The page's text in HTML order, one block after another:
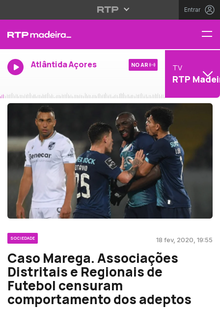
Entrar
Atlântida Açores NO AR TV
RTP
SOCIEDADE 18 fev, 2020, 19:55
Caso Marega. Associações
Distritais e Regionais de
Futebol censuram
comportamento dos adeptos